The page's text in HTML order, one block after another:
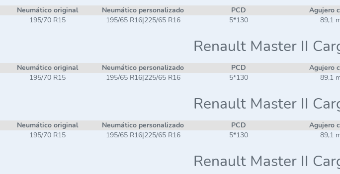
Neumático original Neumático personalizado PCD Agujero
195/70 R15
195/65 R16|225/65 R16 5*130 89,1
Renault Master II
Neumático original Neumático personalizado PCD Agujero
195/70 R15
195/65 R16|225/65 R16 5*130 89,1
Renault Master II
Neumático original Neumático personalizado PCD Agujero
195/70 R15
195/65 R16|225/65 R16 5*130 89,1
Renault Master II